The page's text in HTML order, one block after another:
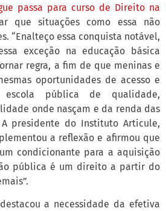
passa para curso de Direito na
que situações como essa não
“Enalteço essa conquista notável,
exceção na educação básica
regra, a fim de que meninas e
oportunidades de acesso e
escola pública de qualidade,
onde nasçam e da renda das
A presidente do Instituto Articule,
a reflexão e afirmou que
condicionante para a aquisição
pública é um direito a partir do
a necessidade da efetiva